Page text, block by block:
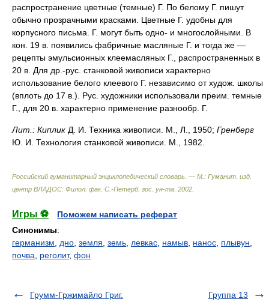
распространение цветные (темные) Г. По белому Г. пишут
обычно прозрачными красками. Цветные Г. удобны для
корпусного письма. Г. могут быть одно- и многослойными. В
кон. 19 в. появились фабричные масляные Г. и тогда же —
рецепты эмульсионных клеемасляных Г., распространенных в
20 в. Для др.-рус. станковой живописи характерно
использование белого клеевого Г. независимо от худож. школы
(вплоть до 17 в.). Рус. художники использовали преим. темные
Г., для 20 в. характерно применение разнообр. Г.
Лит.: Киплик Д. И. Техника живописи. М., Л., 1950; Гренберг
Ю. И. Технология станковой живописи. М., 1982.
Российский гуманитарный энциклопедический словарь. — М.: Гуманит. изд.
центр ВЛАДОС: Филол. фак. С.-Петерб. гос. ун-та 2002
Игры ⚽
Поможем написать реферат
Синонимы:
германизм
дно земля земь левкас намыв нанос плывун
почва
реголит, фон
Грумм-Гржимайло Григ.
Группа 13